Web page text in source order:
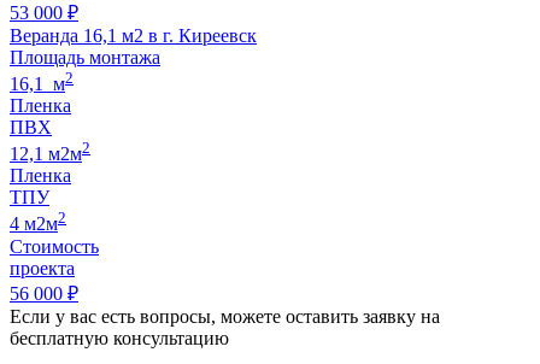
53 000 ₽
Веранда 16,1 м2 в г. Киреевск
Площадь монтажа
16,1 м2
Пленка
ПВХ
12,1 м2м2
Пленка
ТПУ
4 м2м2
Стоимость
проекта
56 000 ₽
Если у вас есть вопросы, можете оставить заявку на
бесплатную консультацию